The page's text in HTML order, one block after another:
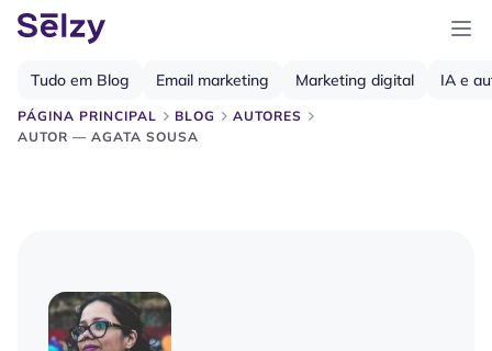
PÁGINA PRINCIPAL BLOG
AUTORES
AUTOR — AGATA SOUSA
Tudo em Blog Email marketing Marketing digital IA e